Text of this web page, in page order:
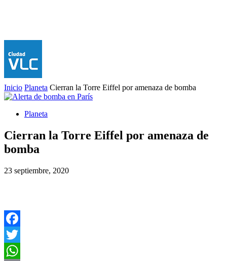
Inicio Planeta Cierran la Torre Eiffel por amenaza de bomba
Planeta
Cierran la Torre Eiffel por amenaza de
bomba
23 septiembre, 2020
Facebook
Twitter